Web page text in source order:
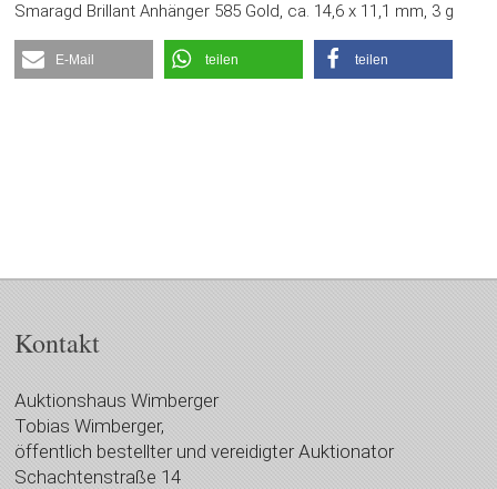
Smaragd Brillant Anhänger 585 Gold, ca. 14,6 x 11,1 mm, 3 g
E-Mail teilen teilen
Kontakt
Auktionshaus Wimberger
Tobias Wimberger,
öffentlich bestellter und vereidigter Auktionator
Schachtenstraße 14